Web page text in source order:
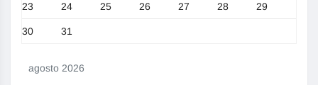
agosto 2026
23 24 25 26 27 28 29
30 31